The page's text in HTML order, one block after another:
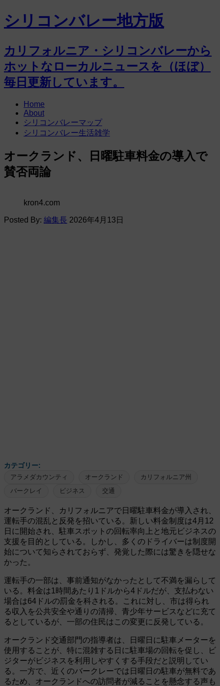
シリコンバレー地方版
カリフォルニア・シリコンバレーから
ホットなローカルニュースを（ほぼ）
毎日更新しています。
Home
About
シリコンバレーマップ
シリコンバレー生活雑学
オークランド、日曜駐車料金の導入で
賛否両論
kron4.com
Posted By: 編集長 2026年4月13日
カテゴリー:
アラメダカウンティ オークランド
カリフォルニア州
バークレイ
ビジネス 交通
オークランド、カリフォルニアで日曜駐車料金が導入され、
運転手の混乱と反発を招いている。新しい料金制度は4月12
日に開始され、駐車スポットの回転率向上と地元ビジネスの
支援を目的としている。しかし、多くのドライバーは制度開
始について知らされておらず、発覚した際には驚きを隠せな
かった。
運転手の一部は、事前通知がなかったとして不満を漏らして
いる。料金は1時間あたり1ドルから4ドルだが、支払わない
場合は64ドルの罰金を科される。これに対し、市は得られ
る収入を公共安全や通りの清掃、青少年サービスなどに充て
るとしているが、一部の住民はこの変更に反発している。
オークランド交通部門の指導者は、日曜日に駐車メーターを
使用することが、特に混雑する日に駐車場の回転を促し、ビ
ジターがビジネスを利用しやすくする手段だと説明してい
る。一方で、近くのバークレーでは日曜日の駐車が無料であ
るため、オークランドへの訪問者が減ることを懸念する声も